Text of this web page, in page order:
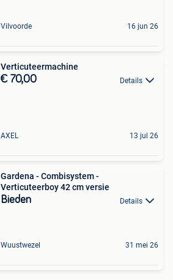
Vilvoorde 16 jun 26
Verticuteermachine
€ 70,00 Details
AXEL 13 jul 26
Gardena - Combisystem -
Verticuteerboy 42 cm versie
Bieden Details
Wuustwezel 31 mei 26